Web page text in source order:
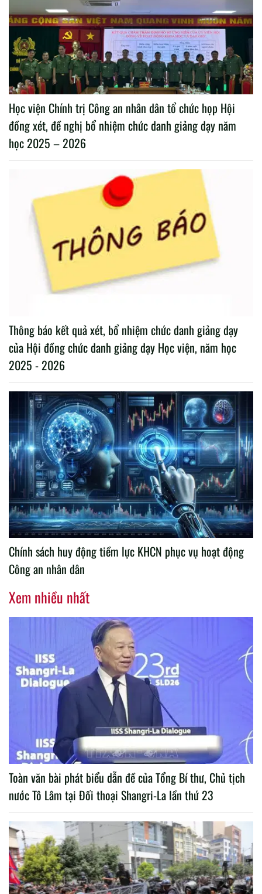
Học viện Chính trị Công an nhân dân tổ chức họp Hội
đồng xét, đề nghị bổ nhiệm chức danh giảng dạy năm
học 2025 – 2026
Thông báo kết quả xét, bổ nhiệm chức danh giảng dạy
của Hội đồng chức danh giảng dạy Học viện, năm học
2025 - 2026
Chính sách huy động tiềm lực KHCN phục vụ hoạt động
Công an nhân dân
Xem nhiều nhất
Toàn văn bài phát biểu dẫn đề của Tổng Bí thư, Chủ tịch
nước Tô Lâm tại Đối thoại Shangri-La lần thứ 23